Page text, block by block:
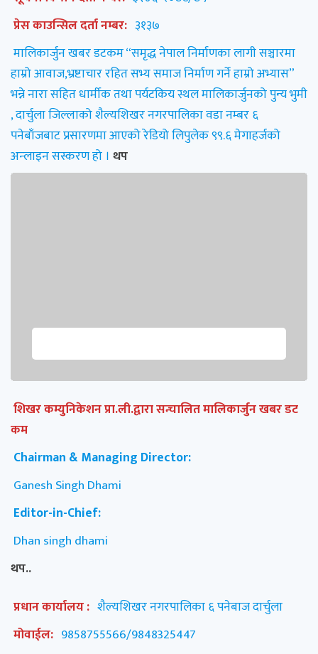
प्रेस काउन्सिल दर्ता नम्बर: ३१३७
मालिकार्जुन खबर डटकम “समृद्ध नेपाल निर्माणका लागी सञ्चारमा
हाम्रो आवाज,भ्रष्टाचार रहित सभ्य समाज निर्माण गर्ने हाम्रो अभ्यास”
भन्ने नारा सहित धार्मीक तथा पर्यटकिय स्थल मालिकार्जुनको पुन्य भुमी
, दार्चुला जिल्लाको शैल्यशिखर नगरपालिका वडा नम्बर ६
पनेबाँजबाट प्रसारणमा आएको रेडियो लिपुलेक ९९.६ मेगाहर्जको
अन्लाइन सस्करण हो । थप
शिखर कम्युनिकेशन प्रा.ली.द्वारा सन्चालित मालिकार्जुन खबर डट
कम
Chairman & Managing Director:
Ganesh Singh Dhami
Editor-in-Chief:
Dhan singh dhami
थप..
प्रधान कार्यालय : शैल्यशिखर नगरपालिका ६ पनेबाज दार्चुला
मोवाईल: 9858755566/9848325447